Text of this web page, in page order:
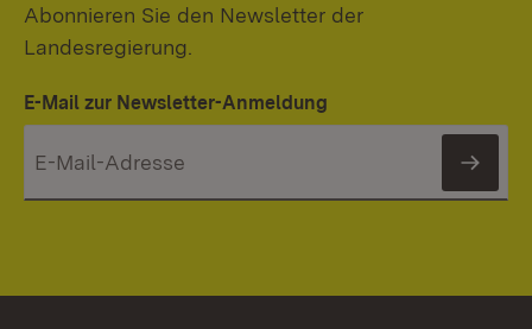
Abonnieren Sie den Newsletter der
Landesregierung.
E-Mail zur Newsletter-Anmeldung